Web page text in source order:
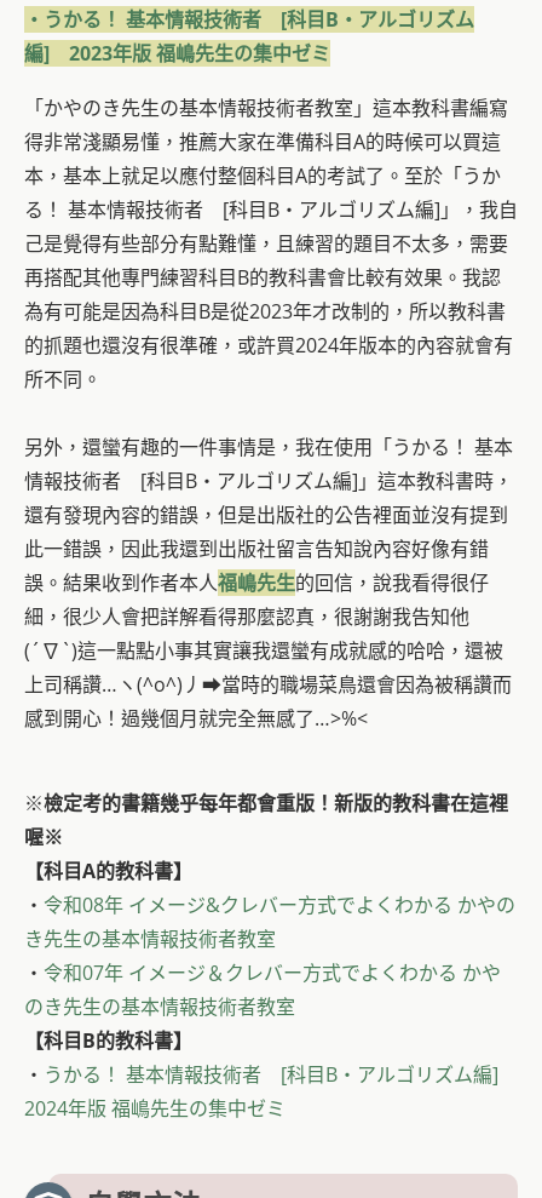
・うかる！ 基本情報技術者 [科目B・アルゴリズム
編] 2023年版 福嶋先生の集中ゼミ
「かやのき先生の基本情報技術者教室」這本教科書編寫
得非常淺顯易懂，推薦大家在準備科目A的時候可以買這
本，基本上就足以應付整個科目A的考試了。至於「うか
る！ 基本情報技術者 [科目B・アルゴリズム編]」，我自
己是覺得有些部分有點難懂，且練習的題目不太多，需要
再搭配其他專門練習科目B的教科書會比較有效果。我認
為有可能是因為科目B是從2023年才改制的，所以教科書
的抓題也還沒有很準確，或許買2024年版本的內容就會有
所不同。
另外，還蠻有趣的一件事情是，我在使用「うかる！ 基本
情報技術者 [科目B・アルゴリズム編]」這本教科書時，
還有發現內容的錯誤，但是出版社的公告裡面並沒有提到
此一錯誤，因此我還到出版社留言告知說內容好像有錯
誤。結果收到作者本人福嶋先生的回信，說我看得很仔
細，很少人會把詳解看得那麼認真，很謝謝我告知他
(´∇`)這一點點小事其實讓我還蠻有成就感的哈哈，還被
上司稱讚…ヽ(^o^)丿➡當時的職場菜鳥還會因為被稱讚而
感到開心！過幾個月就完全無感了…>%<
※檢定考的書籍幾乎每年都會重版！新版的教科書在這裡
喔※
【科目A的教科書】
・ 令和08年 イメージ&クレバー方式でよくわかる かやの
き先生の基本情報技術者教室
・ 令和07年 イメージ＆クレバー方式でよくわかる かや
のき先生の基本情報技術者教室
【科目B的教科書】
・ うかる！ 基本情報技術者 [科目B・アルゴリズム編]
2024年版 福嶋先生の集中ゼミ